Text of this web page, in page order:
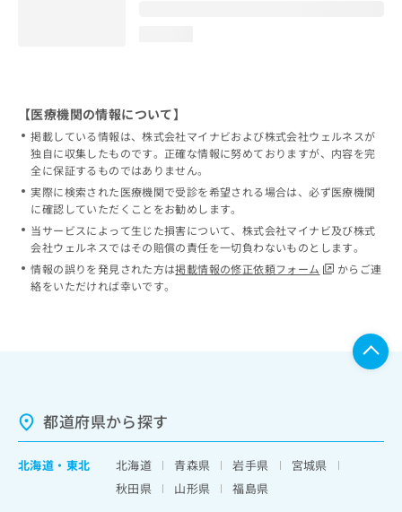
【医療機関の情報について】
掲載している情報は、株式会社マイナビおよび株式会社ウェルネスが
独自に収集したものです。正確な情報に努めておりますが、内容を完
全に保証するものではありません。
実際に検索された医療機関で受診を希望される場合は、必ず医療機関
に確認していただくことをお勧めします。
当サービスによって生じた損害について、株式会社マイナビ及び株式
会社ウェルネスではその賠償の責任を一切負わないものとします。
情報の誤りを発見された方は掲載情報の修正依頼フォーム
からご連
絡をいただければ幸いです。
都道府県から探す
北海道 ・ 東北 北海道 青森県 岩手県
宮城県
秋田県
山形県
福島県